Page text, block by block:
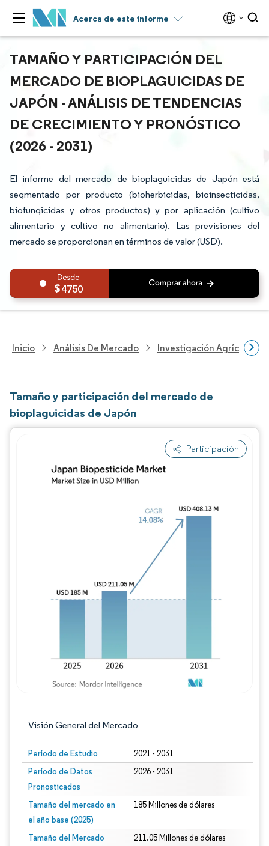
Acerca de este informe
TAMAÑO Y PARTICIPACIÓN DEL
MERCADO DE BIOPLAGUICIDAS DE
JAPÓN - ANÁLISIS DE TENDENCIAS
DE CRECIMIENTO Y PRONÓSTICO
(2026 - 2031)
El informe del mercado de bioplaguicidas de Japón está
segmentado por producto (bioherbicidas, bioinsecticidas,
biofungicidas y otros productos) y por aplicación (cultivo
alimentario y cultivo no alimentario). Las previsiones del
mercado se proporcionan en términos de valor (USD).
4750
Inicio Análisis De Mercado Investigación Agrícola
Tamaño y participación del mercado de
bioplaguicidas de Japón
Participación
Visión General del Mercado
Período de Estudio 2021 - 2031
Período de Datos
Pronosticados
2026 - 2031
Tamaño del mercado en
el año base (2025)
185 Millones de dólares
Tamaño del Mercado
211.05 Millones de dólares
Imagen © Mordor Intelligence. El uso